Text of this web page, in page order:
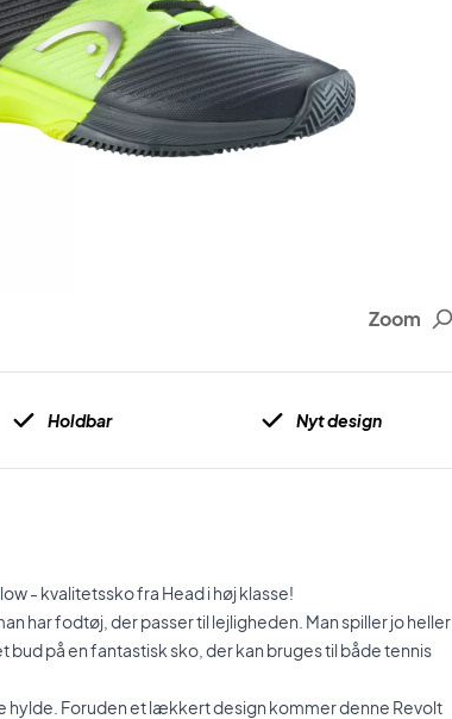
Zoom
Holdbar Nyt design
- kvalitetssko fra Head i høj klasse!
har fodtøj, der passer til lejligheden. Man spiller jo heller
bud på en fantastisk sko, der kan bruges til både tennis
hylde. Foruden et lækkert design kommer denne Revolt